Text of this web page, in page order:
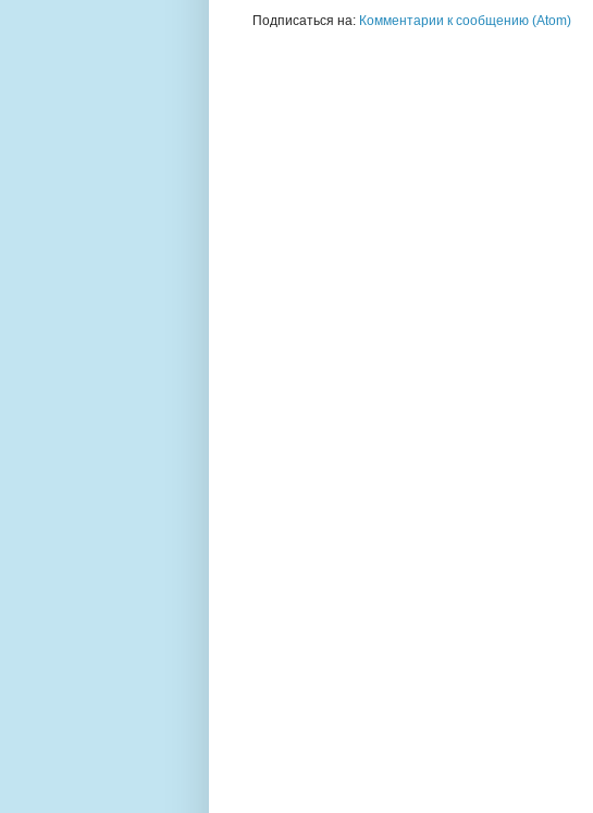
Подписаться на: Комментарии к сообщению (Atom)